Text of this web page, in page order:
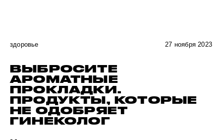
здоровье 27 ноября 2023
ВЫБРОСИТЕ
АРОМАТНЫЕ
ПРОКЛАДКИ.
ПРОДУКТЫ, КОТОРЫЕ
НЕ ОДОБРЯЕТ
ГИНЕКОЛОГ